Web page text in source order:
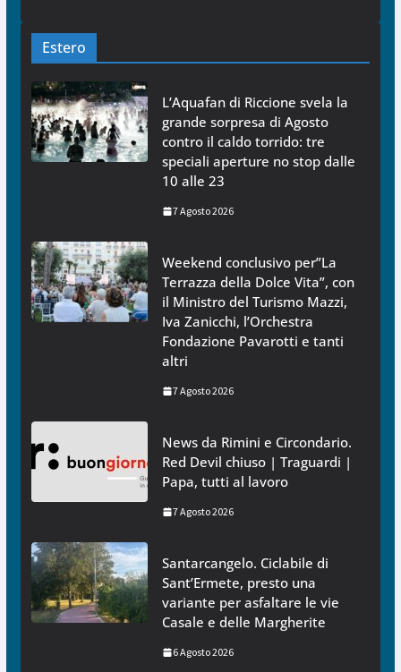
Estero
L’Aquafan di Riccione svela la
grande sorpresa di Agosto
contro il caldo torrido: tre
speciali aperture no stop dalle
10 alle 23
7 Agosto 2026
Weekend conclusivo per”La
Terrazza della Dolce Vita”, con
il Ministro del Turismo Mazzi,
Iva Zanicchi, l’Orchestra
Fondazione Pavarotti e tanti
altri
7 Agosto 2026
News da Rimini e Circondario.
Red Devil chiuso | Traguardi |
Papa, tutti al lavoro
7 Agosto 2026
Santarcangelo. Ciclabile di
Sant’Ermete, presto una
variante per asfaltare le vie
Casale e delle Margherite
6 Agosto 2026